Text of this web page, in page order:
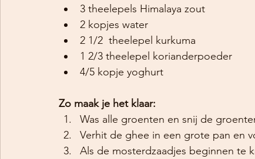
3 theelepels Himalaya zout
2 kopjes water
2 1/2  theelepel kurkuma
1 2/3 theelepel korianderpoeder
4/5 kopje yoghurt
Zo maak je het klaar:
Was alle groenten en snij de
Verhit de ghee in een grote pan en
Als de mosterdzaadjes beginnen te